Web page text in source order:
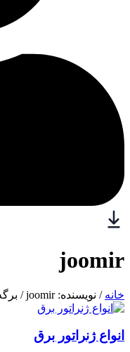
joomir
خانه / نویسنده: joomir / برگه 4
انواع ژنراتور برق